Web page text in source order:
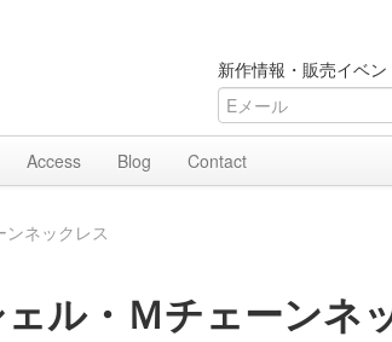
新作情報・販売イベ
Access Blog Contact
ネックレス
ル・Ｍチェーンネ